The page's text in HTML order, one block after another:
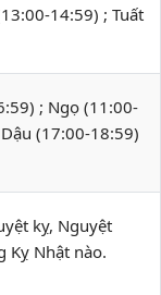
14:59) ; Tuất
; Ngọ (11:00-
(17:00-18:59)
kỵ, Nguyệt
Kỵ Nhật nào.